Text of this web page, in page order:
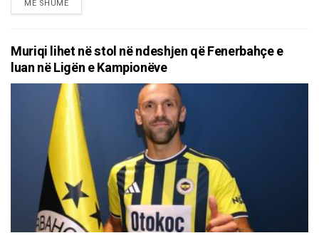
MË SHUMËDETAILS
Muriqi lihet në stol në ndeshjen që Fenerbahçe e
luan në Ligën e Kampionëve